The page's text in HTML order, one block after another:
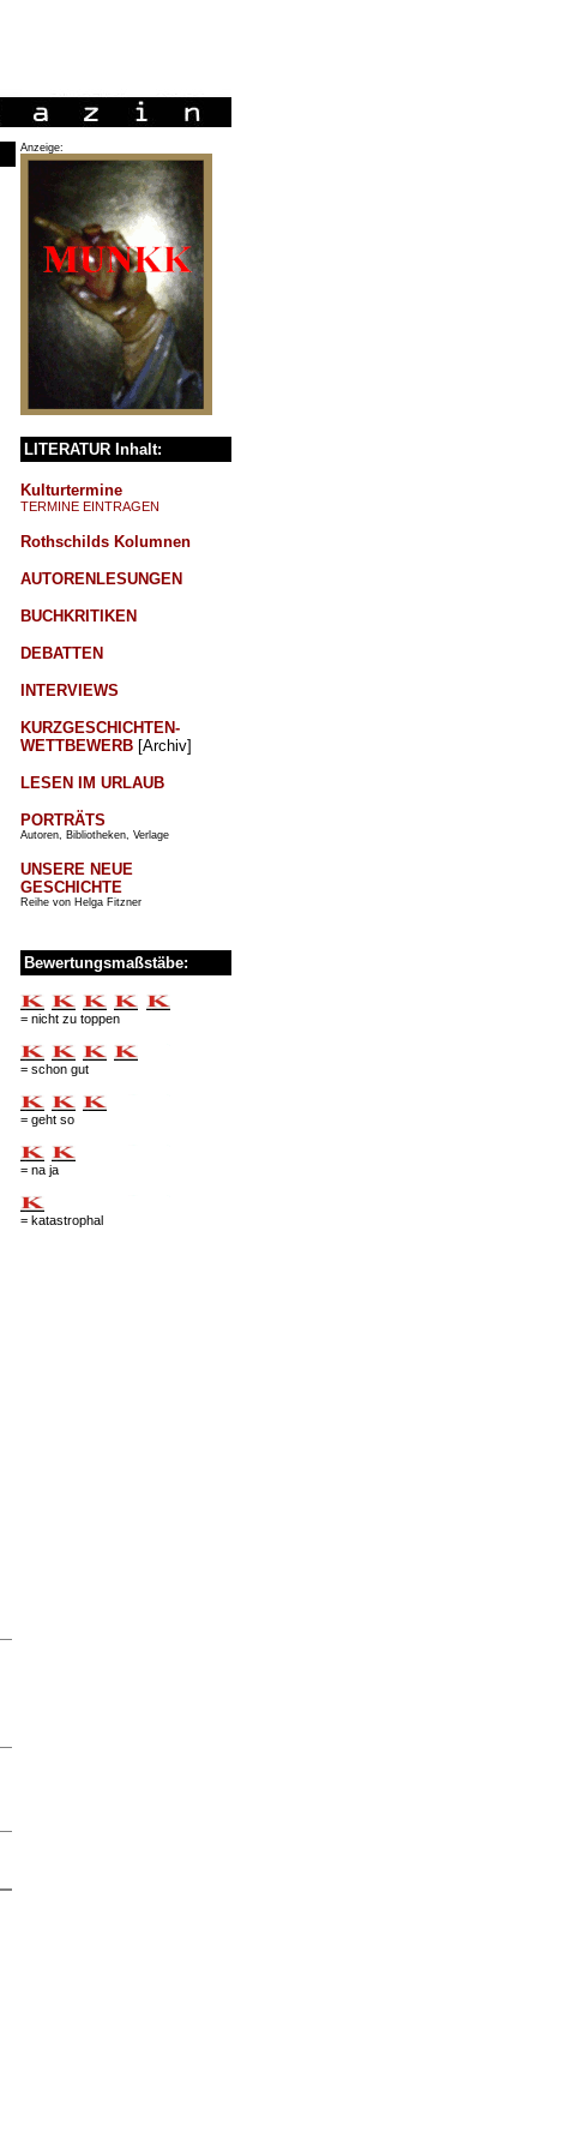
Anzeige:
LITERATUR Inhalt:
Kulturtermine
TERMINE EINTRAGEN
Rothschilds Kolumnen
AUTORENLESUNGEN
BUCHKRITIKEN
DEBATTEN
INTERVIEWS
KURZGESCHICHTEN-
WETTBEWERB[Archiv]
LESEN IM URLAUB
PORTRÄTS
Autoren, Bibliotheken, Verlage
UNSERE NEUE
GESCHICHTE
Reihe von Helga Fitzner
Bewertungsmaßstäbe:
= nicht zu toppen
= schon gut
= geht so
= na ja
= katastrophal